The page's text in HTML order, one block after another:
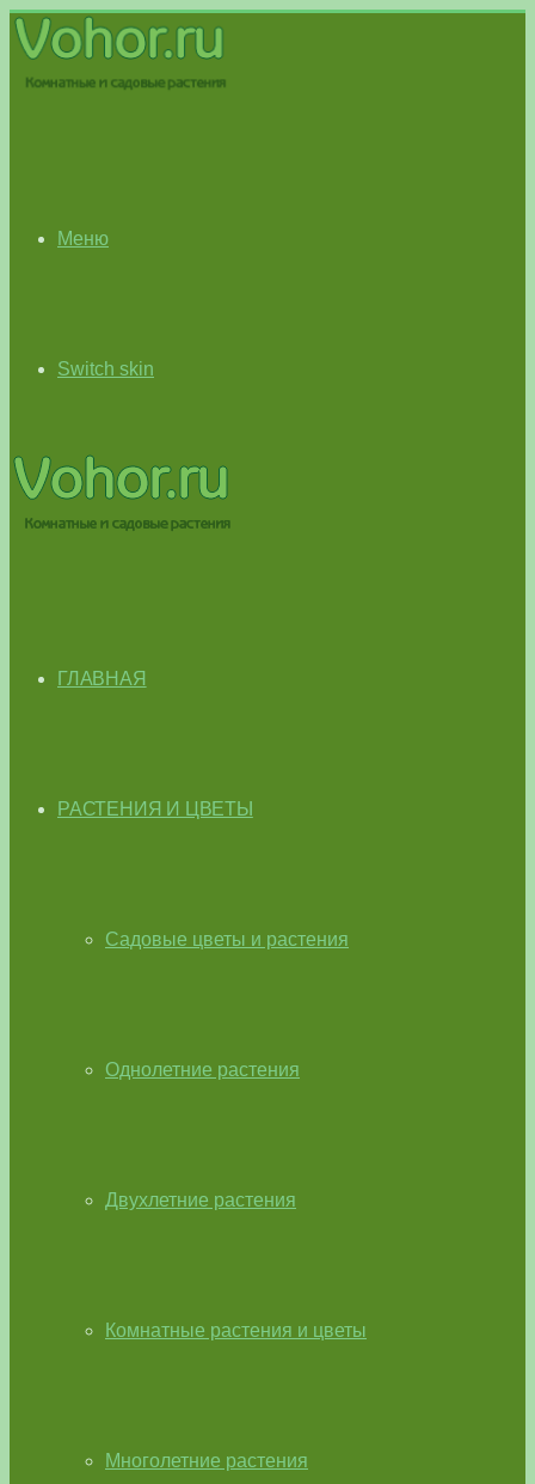
Меню
Switch skin
ГЛАВНАЯ
РАСТЕНИЯ И ЦВЕТЫ
Садовые цветы и растения
Однолетние растения
Двухлетние растения
Комнатные растения и цветы
Многолетние растения